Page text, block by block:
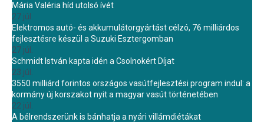
Mária Valéria híd utolsó ívét
27 júl.
Elektromos autó- és akkumulátorgyártást célzó, 76 milliárdos
fejlesztésre készül a Suzuki Esztergomban
27 júl.
Schmidt István kapta idén a Csolnokért Díjat
23 júl.
3550 milliárd forintos országos vasútfejlesztési program indul: a
kormány új korszakot nyit a magyar vasút történetében
22 júl.
A bélrendszerünk is bánhatja a nyári villámdiétákat